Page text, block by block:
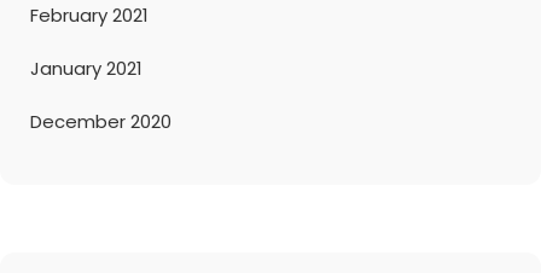
February 2021
January 2021
December 2020